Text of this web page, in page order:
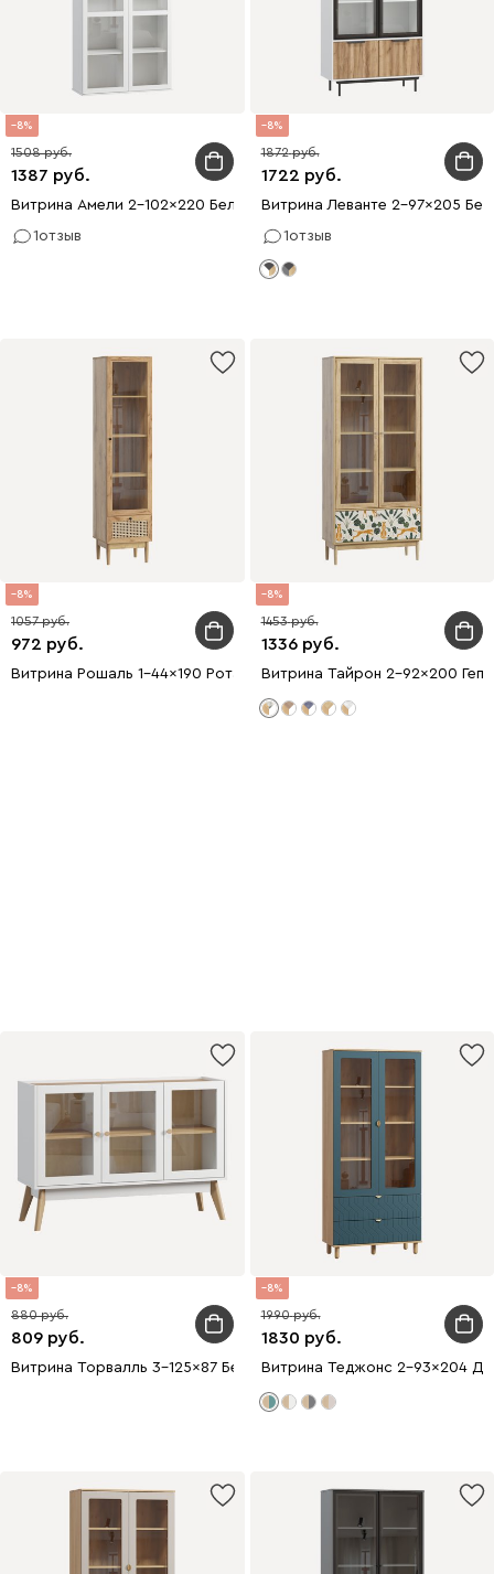
8
1387
1508
Витрина Амели 2-102x220 Белый
1отзыв
8
1722
1872
Витрина Леванте 2-97x205
1отзыв
8
972
1057
Витрина Рошаль 1-44x190 Ротанг
8
1336
1453
Витрина Тайрон 2-92x200
8
809
880
Витрина Торвалль 3-125x87 Белый
8
1830
1990
Витрина Теджонс 2-93x204